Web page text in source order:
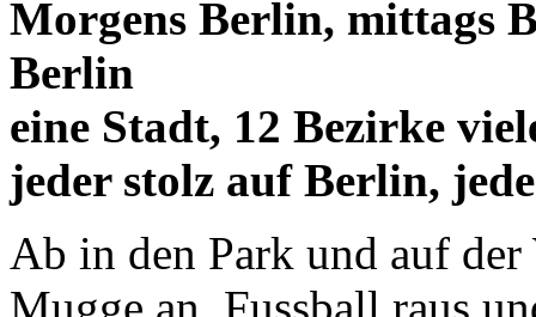
Morgens Berlin, mittags
Berlin
eine Stadt, 12 Bezirke
jeder stolz auf Berlin,
Ab in den Park und auf